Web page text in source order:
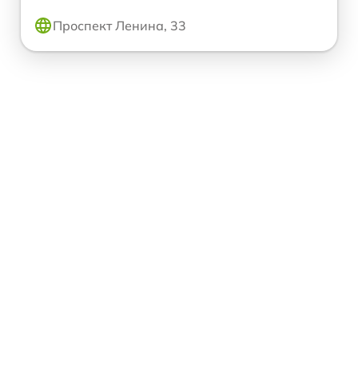
Проспект Ленина, 33